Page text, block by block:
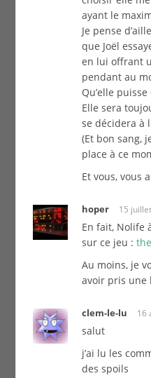
ayant le
Je pense
que Joël
en lui offrant
pendant au
Qu’elle
Elle sera
se décidera à
(Et bon sang,
place à ce
Et vous, vous
hoper 15
En fait, Nolife
sur ce jeu :
Au moins, je
avoir pris une
clem-le-lu 16
salut
j’ai lu les
des spoils